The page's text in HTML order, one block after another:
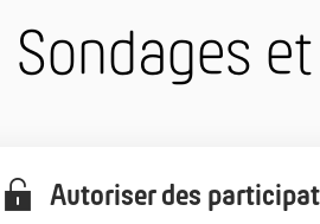
Sondages
Autoriser des